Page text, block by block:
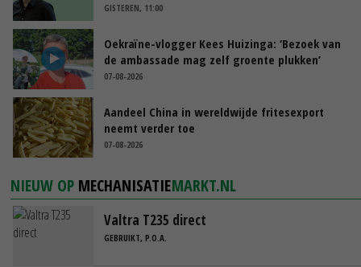
GISTEREN, 11:00
Oekraïne-vlogger Kees Huizinga: ‘Bezoek van
de ambassade mag zelf groente plukken’
07-08-2026
Aandeel China in wereldwijde fritesexport
neemt verder toe
07-08-2026
NIEUW OP MECHANISATIEMARKT.NL
Valtra T235 direct
GEBRUIKT, P.O.A.